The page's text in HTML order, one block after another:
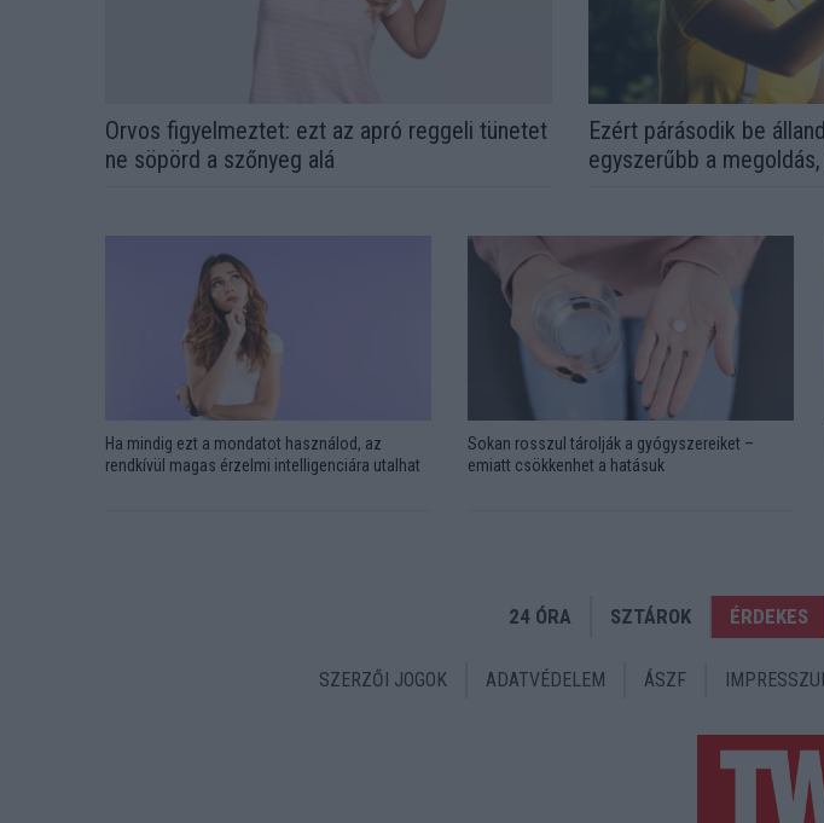
Orvos figyelmeztet: ezt az apró reggeli tünetet
ne söpörd a szőnyeg alá
Ezért párásodik be
egyszerűbb a
Ha mindig ezt a mondatot használod, az
rendkívül magas érzelmi intelligenciára utalhat
Sokan rosszul tárolják a gyógyszereiket –
emiatt csökkenhet a hatásuk
24 ÓRA SZTÁROK ÉRDEKES
SZERZŐI JOGOK ADATVÉDELEM ÁSZF